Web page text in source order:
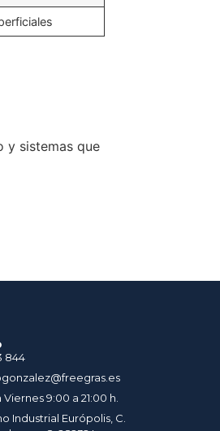
y sistemas que
844
Viernes 9:00 a 21:00 h.
Industrial Európolis, C.